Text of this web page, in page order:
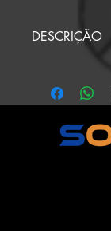
DESCRIÇÃO
MANDE O
ENVIE O
PARA O